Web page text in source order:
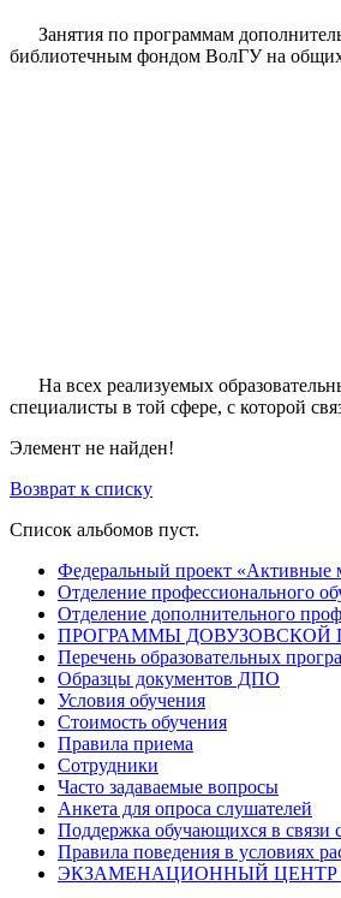
Занятия по программам
библиотечным фондом ВолГУ на
На всех реализуемых
специалисты в той сфере, с которой
Элемент не найден!
Возврат к списку
Список альбомов пуст.
Федеральный проект «Активные
Отделение профессионального
Отделение дополнительного
ПРОГРАММЫ ДОВУЗОВСКОЙ
Перечень образовательных
Образцы документов ДПО
Условия обучения
Стоимость обучения
Правила приема
Сотрудники
Часто задаваемые вопросы
Анкета для опроса слушателей
Поддержка обучающихся в связи
Правила поведения в условиях
ЭКЗАМЕНАЦИОННЫЙ ЦЕНТР